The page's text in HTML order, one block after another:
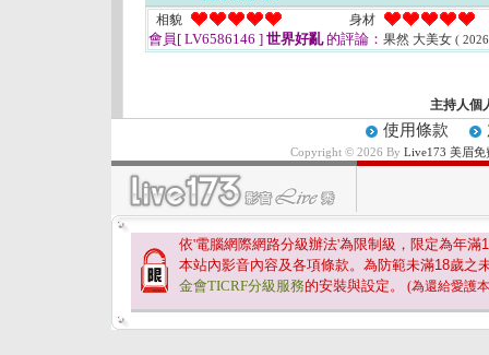
相貌 身材
會員[ LV6586146 ] 世界好亂的評論： 果然 大美女 (
主持人個
使用條款
Copyright © 2026 By Live173 美眉
依'電腦網際網路分級辦法'為限制級，限定為年滿
本站內影音內容及各項條款。為防範未滿18歲之
金會TICRF分級服務的安裝與設定。 (為還給愛護